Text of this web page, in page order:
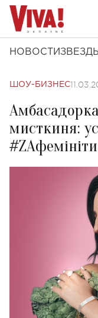
НОВОСТИ ЗВЕЗДЫ
ШОУ-БИЗНЕС
мисткиня: